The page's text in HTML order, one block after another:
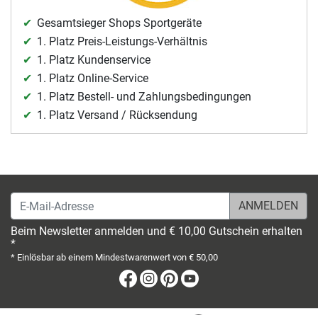
Gesamtsieger Shops Sportgeräte
1. Platz Preis-Leistungs-Verhältnis
1. Platz Kundenservice
1. Platz Online-Service
1. Platz Bestell- und Zahlungsbedingungen
1. Platz Versand / Rücksendung
E-Mail-Adresse
Beim Newsletter anmelden und € 10,00 Gutschein erhalten
*
* Einlösbar ab einem Mindestwarenwert von € 50,00
Facebook
Instagram
Pinterest